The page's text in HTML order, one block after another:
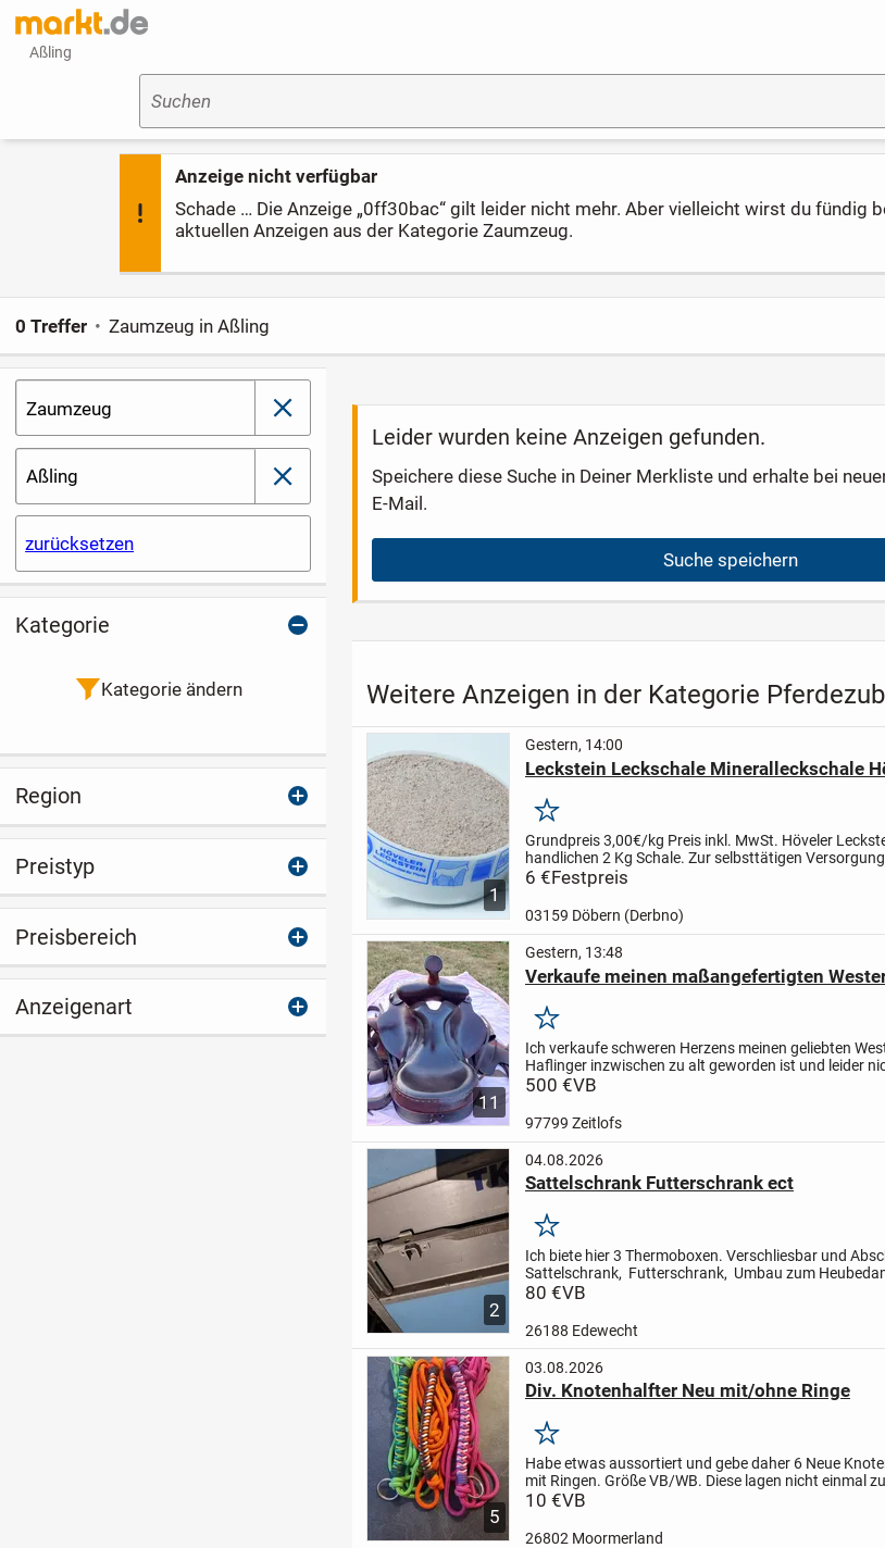
Aßling
Anzeige nicht verfügbar
Schade … Die Anzeige „0ff30bac“ gilt leider nicht mehr. Aber vielleicht wirst du fündig
aktuellen Anzeigen aus der Kategorie Zaumzeug.
Suchen
Zaumzeug schließen
Aßling schließen
zurücksetzen
0 Treffer Zaumzeug in Aßling
Leider wurden keine Anzeigen gefunden.
Speichere diese Suche in Deiner Merkliste und erhalte bei
E-Mail.
Suche speichern
Weitere Anzeigen in der Kategorie
1
Gestern, 14:00
Leckstein Leckschale Mineralleckschale
Merken
Grundpreis 3,00€/kg Preis inkl. MwSt. Höveler
handlichen 2 Kg Schale. Zur selbsttätigen
lebenswichtigen Mineralien und Spurenelementen.
6 €Festpreis
03159 Döbern (Derbno)
11
Gestern, 13:48
Verkaufe meinen maßangefertigten
Merken
Ich verkaufe schweren Herzens meinen geliebten
Haflinger inzwischen zu alt geworden ist und leider
kann.Der Sattel ist maßangefertigt, besteht aus...
500 €VB
97799 Zeitlofs
2
04.08.2026
Sattelschrank Futterschrank ect
Merken
Ich biete hier 3 Thermoboxen. Verschliesbar und
Sattelschrank, Futterschrank, Umbau zum
kühl halten ect. Hält alles trocken und sauber.
80 €VB
26188 Edewecht
5
03.08.2026
Div. Knotenhalfter Neu mit/ohne Ringe
Merken
Habe etwas aussortiert und gebe daher 6 Neue
mit Ringen. Größe VB/WB. Diese lagen nicht einmal
Pferd. Und sind teils sogar noch verpackt.
10 €VB
26802 Moormerland
Kategorie
Kategorie ändern
Region
Preistyp
Preisbereich
Anzeigenart